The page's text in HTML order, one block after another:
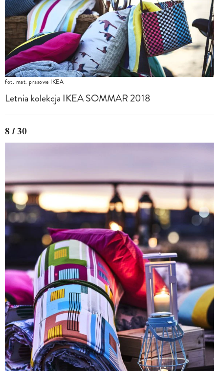
fot. mat. prasowe IKEA
Letnia kolekcja IKEA SOMMAR 2018
8 / 30